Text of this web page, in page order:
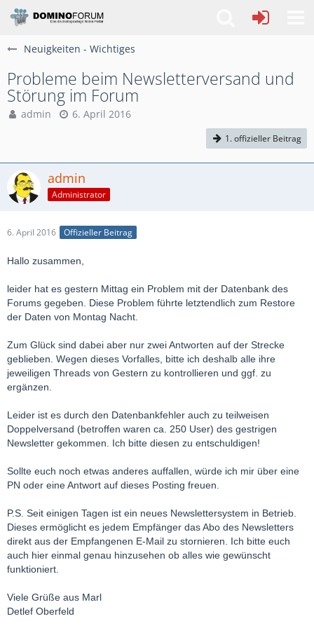
Neuigkeiten - Wichtiges
Probleme beim Newsletterversand und
Störung im Forum
admin 6. April 2016
1. offizieller Beitrag
admin
Administrator
6. April 2016 Offizieller Beitrag
Hallo zusammen,
leider hat es gestern Mittag ein Problem mit der Datenbank des
Forums gegeben. Diese Problem führte letztendlich zum Restore
der Daten von Montag Nacht.
Zum Glück sind dabei aber nur zwei Antworten auf der Strecke
geblieben. Wegen dieses Vorfalles, bitte ich deshalb alle ihre
jeweiligen Threads von Gestern zu kontrollieren und ggf. zu
ergänzen.
Leider ist es durch den Datenbankfehler auch zu teilweisen
Doppelversand (betroffen waren ca. 250 User) des gestrigen
Newsletter gekommen. Ich bitte diesen zu entschuldigen!
Sollte euch noch etwas anderes auffallen, würde ich mir über eine
PN oder eine Antwort auf dieses Posting freuen.
P.S. Seit einigen Tagen ist ein neues Newslettersystem in Betrieb.
Dieses ermöglicht es jedem Empfänger das Abo des Newsletters
direkt aus der Empfangenen E-Mail zu stornieren. Ich bitte euch
auch hier einmal genau hinzusehen ob alles wie gewünscht
funktioniert.
Viele Grüße aus Marl
Detlef Oberfeld